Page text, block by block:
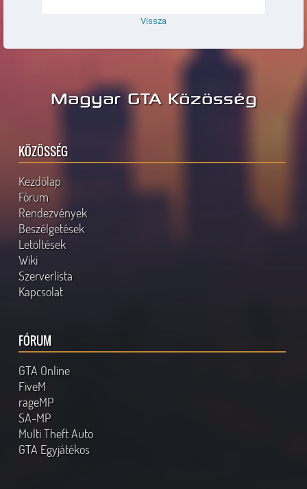
Vissza
Magyar GTA Közösség
KÖZÖSSÉG
Kezdőlap
Fórum
Rendezvények
Beszélgetések
Letöltések
Wiki
Szerverlista
Kapcsolat
FÓRUM
GTA Online
FiveM
rageMP
SA-MP
Multi Theft Auto
GTA Egyjátékos